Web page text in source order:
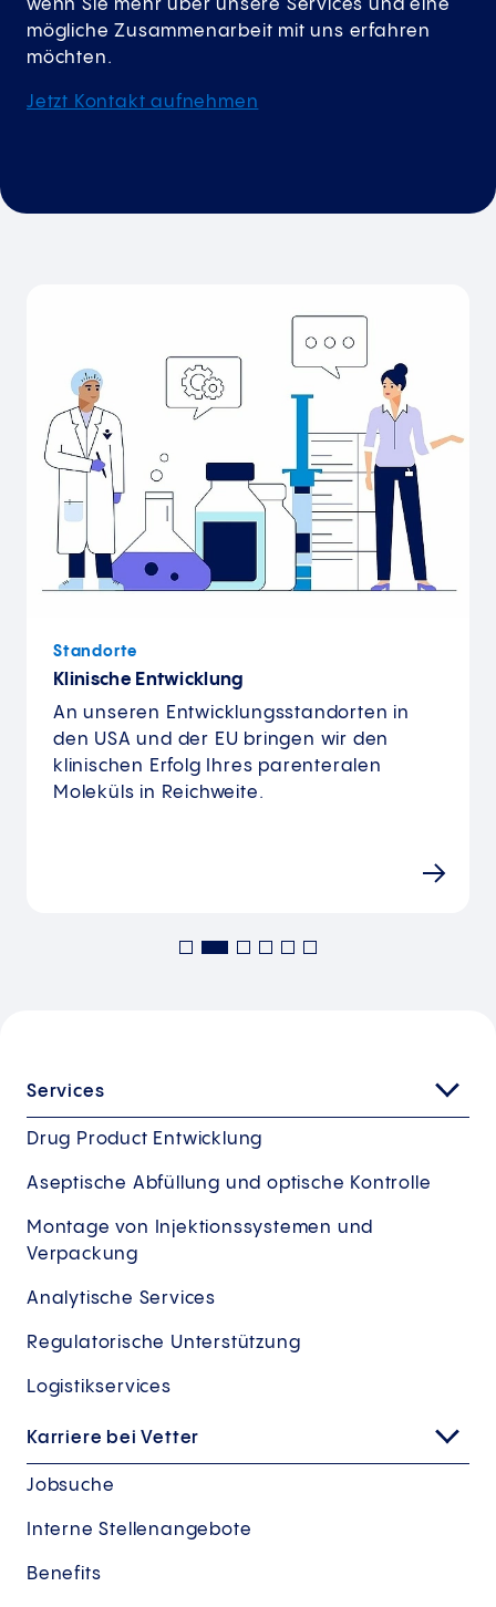
wenn Sie mehr über unsere Services und eine
mögliche Zusammenarbeit mit uns erfahren
möchten.
Jetzt Kontakt aufnehmen
Standorte
Klinische Entwicklung
An unseren Entwicklungsstandorten in
den USA und der EU bringen wir den
klinischen Erfolg Ihres parenteralen
Moleküls in Reichweite.
Services
Drug Product Entwicklung
Aseptische Abfüllung und optische Kontrolle
Montage von Injektionssystemen und
Verpackung
Analytische Services
Regulatorische Unterstützung
Logistikservices
Karriere bei Vetter
Jobsuche
Interne Stellenangebote
Benefits